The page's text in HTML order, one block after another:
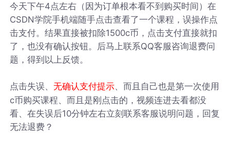
今天下午4点左右（因为订单根本看不到购买时间）在
CSDN学院手机端随手点击查看了一个课程，误操作点
击支付。结果直接被扣除1500c币，点击支付直接就扣
了，也没有确认按钮。后马上联系QQ客服咨询退费问
题，得到以上反馈。
点击失误、无确认支付提示、而且自己也是第一次使用
c币购买课程、而且是刚点击的，视频连进去看都没
看、在失误后10分钟左右立刻联系客服说明问题，回复
无法退费？